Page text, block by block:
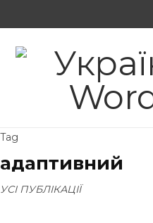
Tag
адаптивний
УСІ ПУБЛІКАЦІЇ